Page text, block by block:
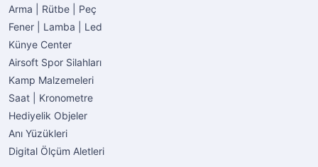
Arma | Rütbe | Peç
Fener | Lamba | Led
Künye Center
Airsoft Spor Silahları
Kamp Malzemeleri
Saat | Kronometre
Hediyelik Objeler
Anı Yüzükleri
Digital Ölçüm Aletleri